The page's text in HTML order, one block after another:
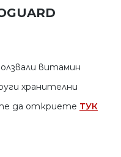
витамин
хранителни
да откриете ТУК